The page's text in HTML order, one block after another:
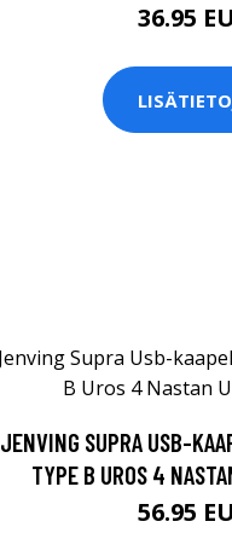
36.95
JENVING SUPRA USB-
TYPE B UROS 4
56.95